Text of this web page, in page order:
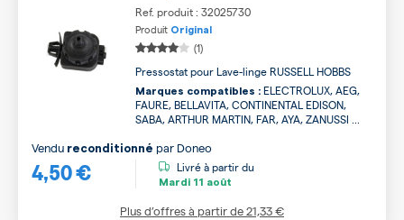
Ref. produit : 32025730
Produit Original
(1)
Pressostat pour Lave-linge RUSSELL HOBBS
Marques compatibles : ELECTROLUX, AEG,
FAURE, BELLAVITA, CONTINENTAL EDISON,
SABA, ARTHUR MARTIN, FAR, AYA, ZANUSSI ...
4,50 €
Vendu reconditionné par Doneo
Livré à partir du
Mardi 11 août
Plus d’offres à partir de21,33 €